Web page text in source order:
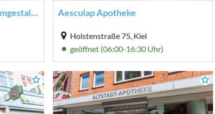
Adolf Rademann textile Raumgestaltung Aesculap Apotheke
Holstenstraße 75, Kiel
geöffnet (06:00-16:30 Uhr)